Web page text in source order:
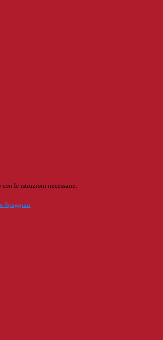
le istruzioni necessarie.
Spaggiari